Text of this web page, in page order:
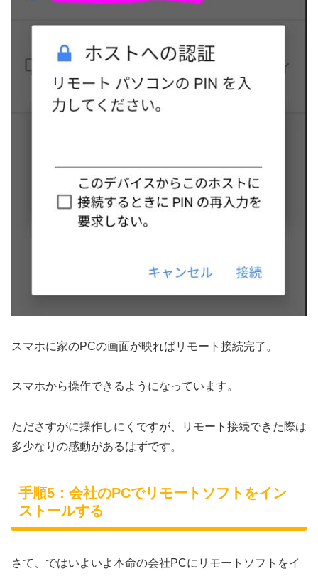
スマホに家のPCの画面が映ればリモート接続完了。
スマホから操作できるようになっています。
たださすがに操作しにくですが、リモート接続できた際は
多少なりの感動があるはずです。
手順5：会社のPCでリモートソフトをイン
ストールする
さて、ではいよいよ本命の会社PCにリモートソフトをイ